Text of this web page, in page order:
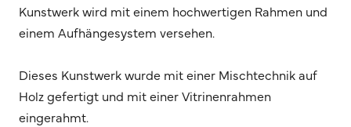
Kunstwerk wird mit einem hochwertigen Rahmen und
einem Aufhängesystem versehen.
Dieses Kunstwerk wurde mit einer Mischtechnik auf
Holz gefertigt und mit einer Vitrinenrahmen
eingerahmt.